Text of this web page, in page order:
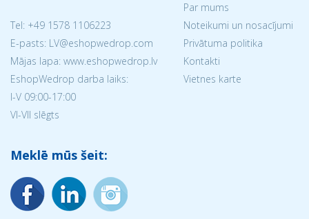
Tel: +49 1578 1106223
E-pasts: LV@eshopwedrop.com
Mājas lapa: www.eshopwedrop.lv
EshopWedrop darba laiks:
I-V 09:00-17:00
VI-VII slēgts
Par mums
Noteikumi un nosacījumi
Privātuma politika
Kontakti
Vietnes karte
Meklē mūs šeit: